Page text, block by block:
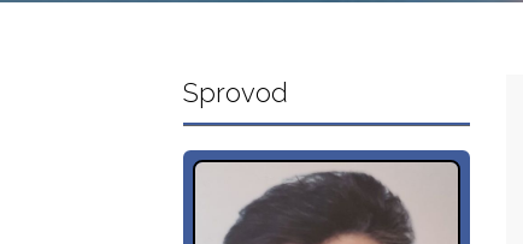
Sprovod